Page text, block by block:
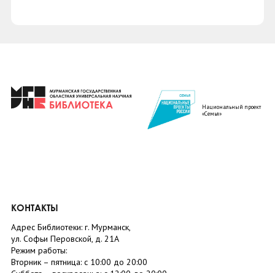
Национальный проект
«Семья»
КОНТАКТЫ
Адрес Библиотеки: г. Мурманск,
ул. Софьи Перовской, д. 21А
Режим работы:
Вторник – пятница: с 10:00 до 20:00